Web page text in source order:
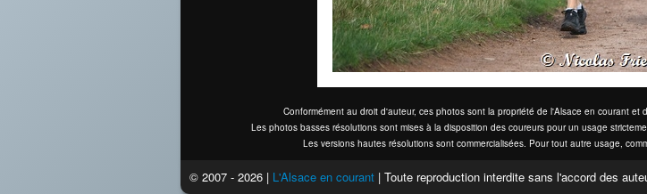
Conformément au droit d'auteur, ces photos sont la propriété de l'Alsace en courant et
Les photos basses résolutions sont mises à la disposition des coureurs pour un usage
Les versions hautes résolutions sont commercialisées. Pour tout autre usage,
© 2007 - 2026 | L'Alsace en courant | Toute reproduction interdite sans l'accord des